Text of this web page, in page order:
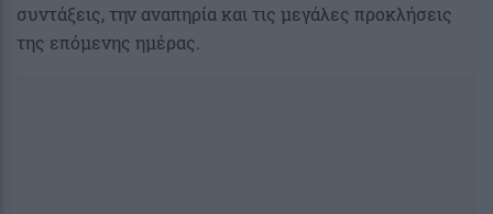
συντάξεις, την αναπηρία και τις μεγάλες προκλήσεις
της επόμενης ημέρας.